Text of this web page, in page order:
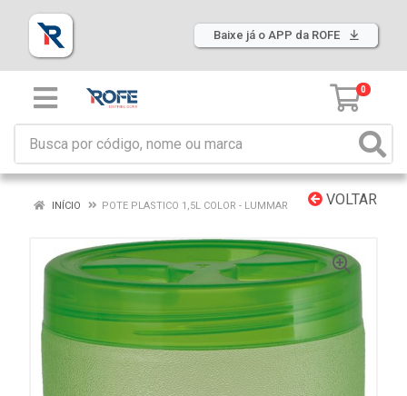
Baixe já o APP da ROFE
0
VOLTAR
INÍCIO POTE PLASTICO 1,5L COLOR - LUMMAR